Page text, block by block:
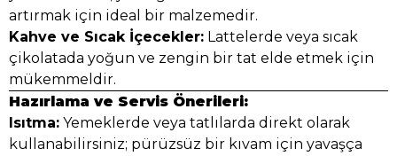
artırmak için ideal bir malzemedir.
Kahve ve Sıcak İçecekler: Lattelerde veya sıcak
çikolatada yoğun ve zengin bir tat elde etmek için
mükemmeldir.
Hazırlama ve Servis Önerileri:
Isıtma: Yemeklerde veya tatlılarda direkt olarak
kullanabilirsiniz; pürüzsüz bir kıvam için yavaşça